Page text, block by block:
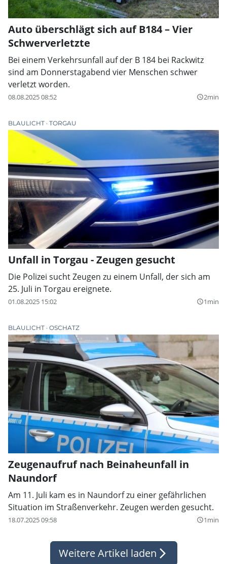
Auto überschlägt sich auf B184 – Vier
Schwerverletzte
Bei einem Verkehrsunfall auf der B 184 bei Rackwitz
sind am Donnerstagabend vier Menschen schwer
verletzt worden.
08.08.2025 08:52 query_builder2min
BLAULICHT TORGAU
Unfall in Torgau - Zeugen gesucht
Die Polizei sucht Zeugen zu einem Unfall, der sich am
25. Juli in Torgau ereignete.
01.08.2025 15:02 query_builder1min
BLAULICHT OSCHATZ
Zeugenaufruf nach Beinaheunfall in
Naundorf
Am 11. Juli kam es in Naundorf zu einer gefährlichen
Situation im Straßenverkehr. Zeugen werden gesucht.
18.07.2025 09:58 query_builder1min
Weitere Artikel laden arrow_forward_ios